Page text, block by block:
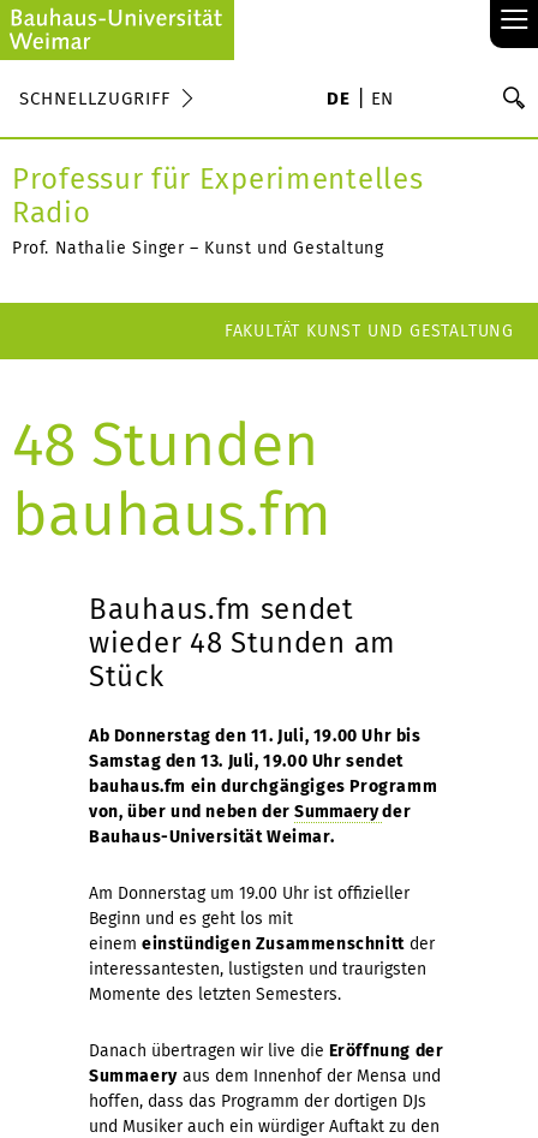
≡
SCHNELLZUGRIFF DE EN
Professur für Experimentelles
Radio
Prof. Nathalie Singer – Kunst und Gestaltung
FAKULTÄT KUNST UND GESTALTUNG
48 Stunden
bauhaus.fm
Bauhaus.fm sendet
wieder 48 Stunden am
Stück
Ab Donnerstag den 11. Juli, 19.00 Uhr bis
Samstag den 13. Juli, 19.00 Uhr sendet
bauhaus.fm ein durchgängiges Programm
von, über und neben derSummaeryder
Bauhaus-Universität Weimar.
Am Donnerstag um 19.00 Uhr ist offizieller
Beginn und es geht los mit
einem einstündigen Zusammenschnittder
interessantesten, lustigsten und traurigsten
Momente des letzten Semesters.
Danach übertragen wir live die Eröffnung der
Summaeryaus dem Innenhof der Mensa und
hoffen, dass das Programm der dortigen DJs
und Musiker auch ein würdiger Auftakt zu den